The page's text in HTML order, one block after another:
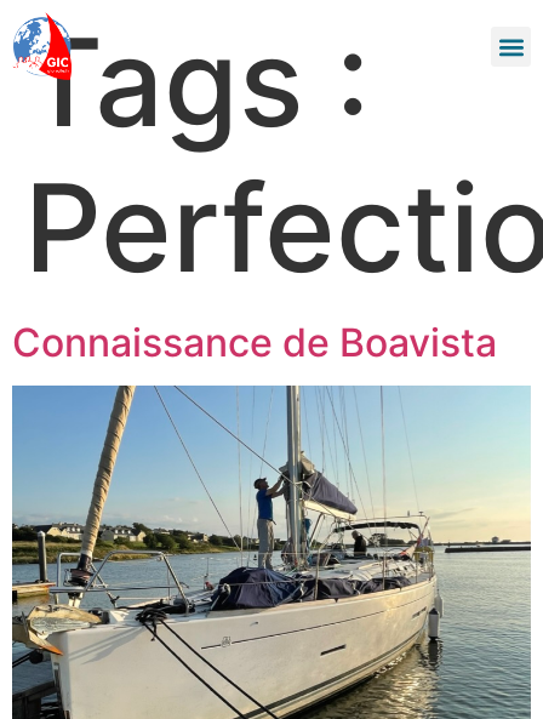
Tags :
Connaissance de Boavista